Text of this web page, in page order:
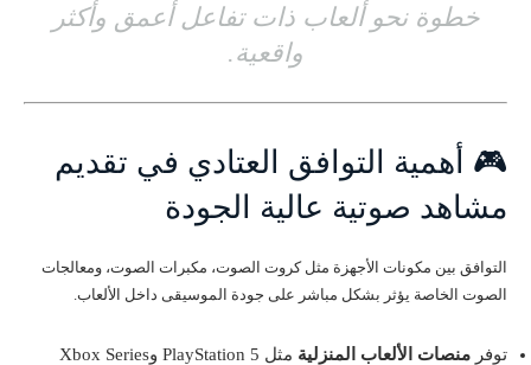
خطوة نحو ألعاب ذات تفاعل أعمق وأكثر
واقعية.
🎮 أهمية التوافق العتادي في تقديم
مشاهد صوتية عالية الجودة
التوافق بين مكونات الأجهزة مثل كروت الصوت، مكبرات الصوت، ومعالجات
الصوت الخاصة يؤثر بشكل مباشر على جودة الموسيقى داخل الألعاب.
توفر منصات الألعاب المنزلية
مثل PlayStation 5 وXbox Series